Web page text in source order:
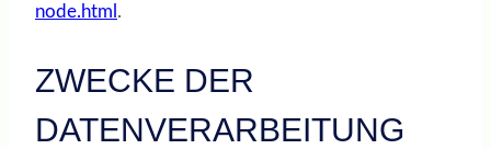
node.html .
ZWECKE DER
DATENVERARBEITUNG